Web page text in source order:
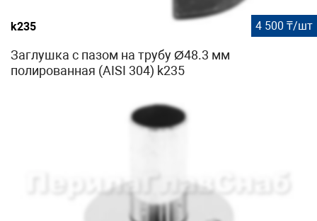
k235 4 500 ₸/шт
Заглушка с пазом на трубу Ø48.3 мм
полированная (AISI 304) k235